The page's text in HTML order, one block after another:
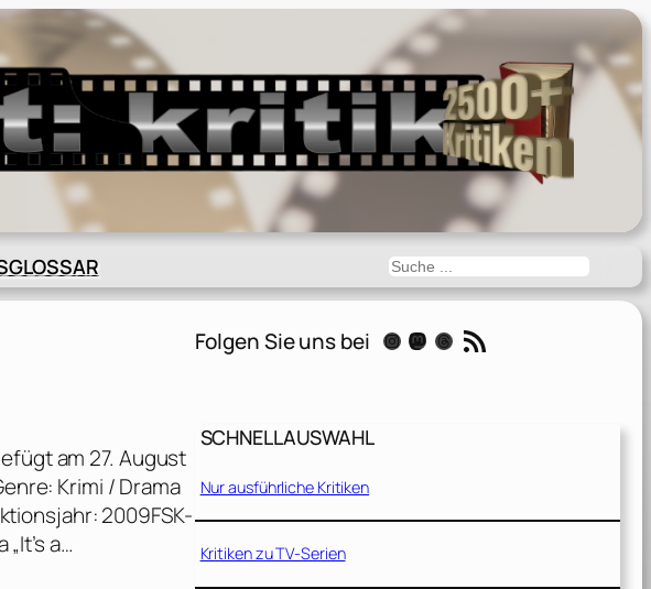
GLOSSAR Suchen
am 27. August
Krimi / Drama
2009FSK-
a…
Folgen Sie uns bei Instagram Mastodon Threads RSS-Feed
SCHNELLAUSWAHL
Nur ausführliche Kritiken
Kritiken zu TV-Serien